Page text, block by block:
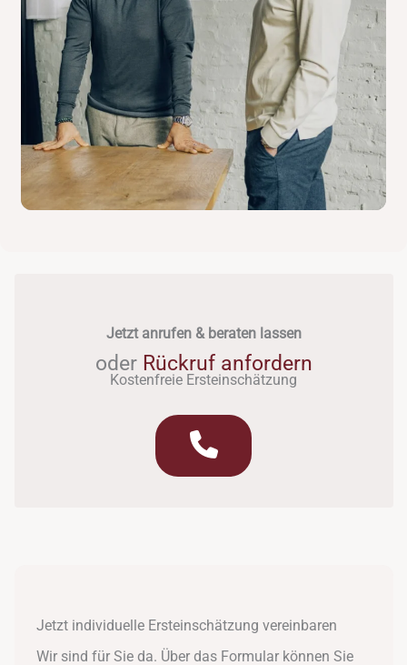
Jetzt anrufen & beraten lassen
oder Rückruf anfordern
Kostenfreie Ersteinschätzung
Jetzt individuelle Ersteinschätzung vereinbaren
Wir sind für Sie da. Über das Formular können Sie